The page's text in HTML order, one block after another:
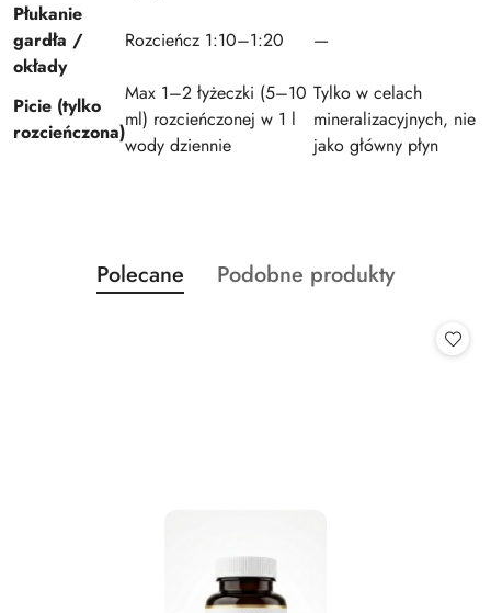
Płukanie
gardła /
okłady
Rozcieńcz 1:10–1:20 —
Picie (tylko
rozcieńczona)
Max 1–2 łyżeczki (5–10
ml) rozcieńczonej w 1 l
wody dziennie
Tylko w celach
mineralizacyjnych, nie
jako główny płyn
Pomiń karuzelę produktów
Produkty
o
Polecane
Produkty
Podobne produkty